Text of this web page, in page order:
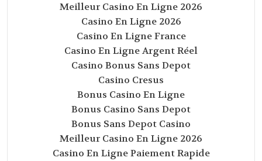
Meilleur Casino En Ligne 2026
Casino En Ligne 2026
Casino En Ligne France
Casino En Ligne Argent Réel
Casino Bonus Sans Depot
Casino Cresus
Bonus Casino En Ligne
Bonus Casino Sans Depot
Bonus Sans Depot Casino
Meilleur Casino En Ligne 2026
Casino En Ligne Paiement Rapide